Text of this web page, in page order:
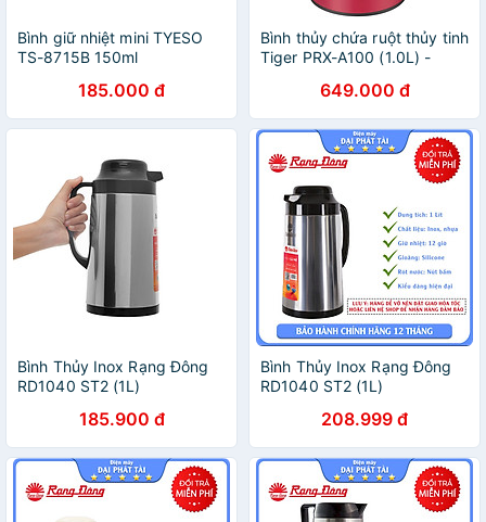
Bình giữ nhiệt mini TYESO
TS-8715B 150ml
185.000 đ
Bình thủy chứa ruột thủy tinh
Tiger PRX-A100 (1.0L) -
649.000 đ
Bình Thủy Inox Rạng Đông
RD1040 ST2 (1L)
185.900 đ
Bình Thủy Inox Rạng Đông
RD1040 ST2 (1L)
208.999 đ